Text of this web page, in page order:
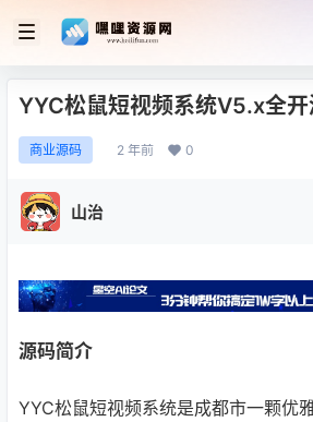
YYC松鼠短视频系统V5.x全开
商业源码 2 年前 0
山治
源码简介
YYC松鼠短视频系统是成都市一颗优